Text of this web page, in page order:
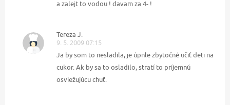
a zalejt to vodou ! davam za 4- !
Tereza J.
9. 5. 2009 07:15
Ja by som to nesladila, je úpnle zbytočné učiť deti na
cukor. Ak by sa to osladilo, stratí to príjemnú
osviežujúcu chuť.